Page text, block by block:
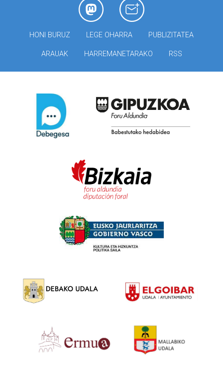
HONI BURUZ LEGE OHARRA PUBLIZITATEA
ARAUAK HARREMANETARAKO RSS